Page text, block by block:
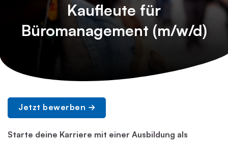
Kaufleute für
Büromanagement (m/w/d)
Jetzt bewerben
Starte deine Karriere mit einer Ausbildung als